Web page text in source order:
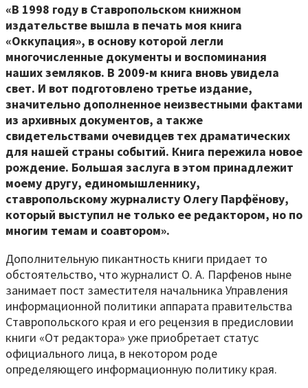
«В 1998 году в Ставропольском книжном
издательстве вышла в печать моя книга
«Оккупация», в основу которой легли
многочисленные документы и воспоминания
наших земляков. В 2009-м книга вновь увидела
свет. И вот подготовлено третье издание,
значительно дополненное неизвестными фактами
из архивных документов, а также
свидетельствами очевидцев тех драматических
для нашей страны событий. Книга пережила новое
рождение. Большая заслуга в этом принадлежит
моему другу, единомышленнику,
ставропольскому журналисту Олегу Парфёнову,
который выступил не только ее редактором, но по
многим темам и соавтором».
Дополнительную пикантность книги придает то
обстоятельство, что журналист О. А. Парфенов ныне
занимает пост заместителя начальника Управления
информационной политики аппарата правительства
Ставропольского края и его рецензия в предисловии
книги «От редактора» уже приобретает статус
официального лица, в некотором роде
определяющего информационную политику края.